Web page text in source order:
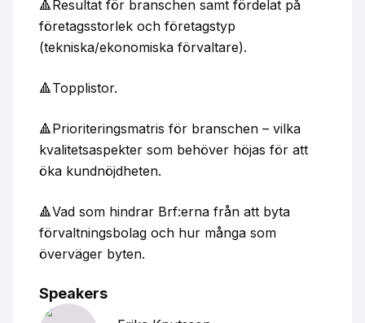
🔺Resultat för branschen samt fördelat på
företagsstorlek och företagstyp
(tekniska/ekonomiska förvaltare).
🔺Topplistor.
🔺Prioriteringsmatris för branschen – vilka
kvalitetsaspekter som behöver höjas för att
öka kundnöjdheten.
🔺Vad som hindrar Brf:erna från att byta
förvaltningsbolag och hur många som
överväger byten.
Speakers